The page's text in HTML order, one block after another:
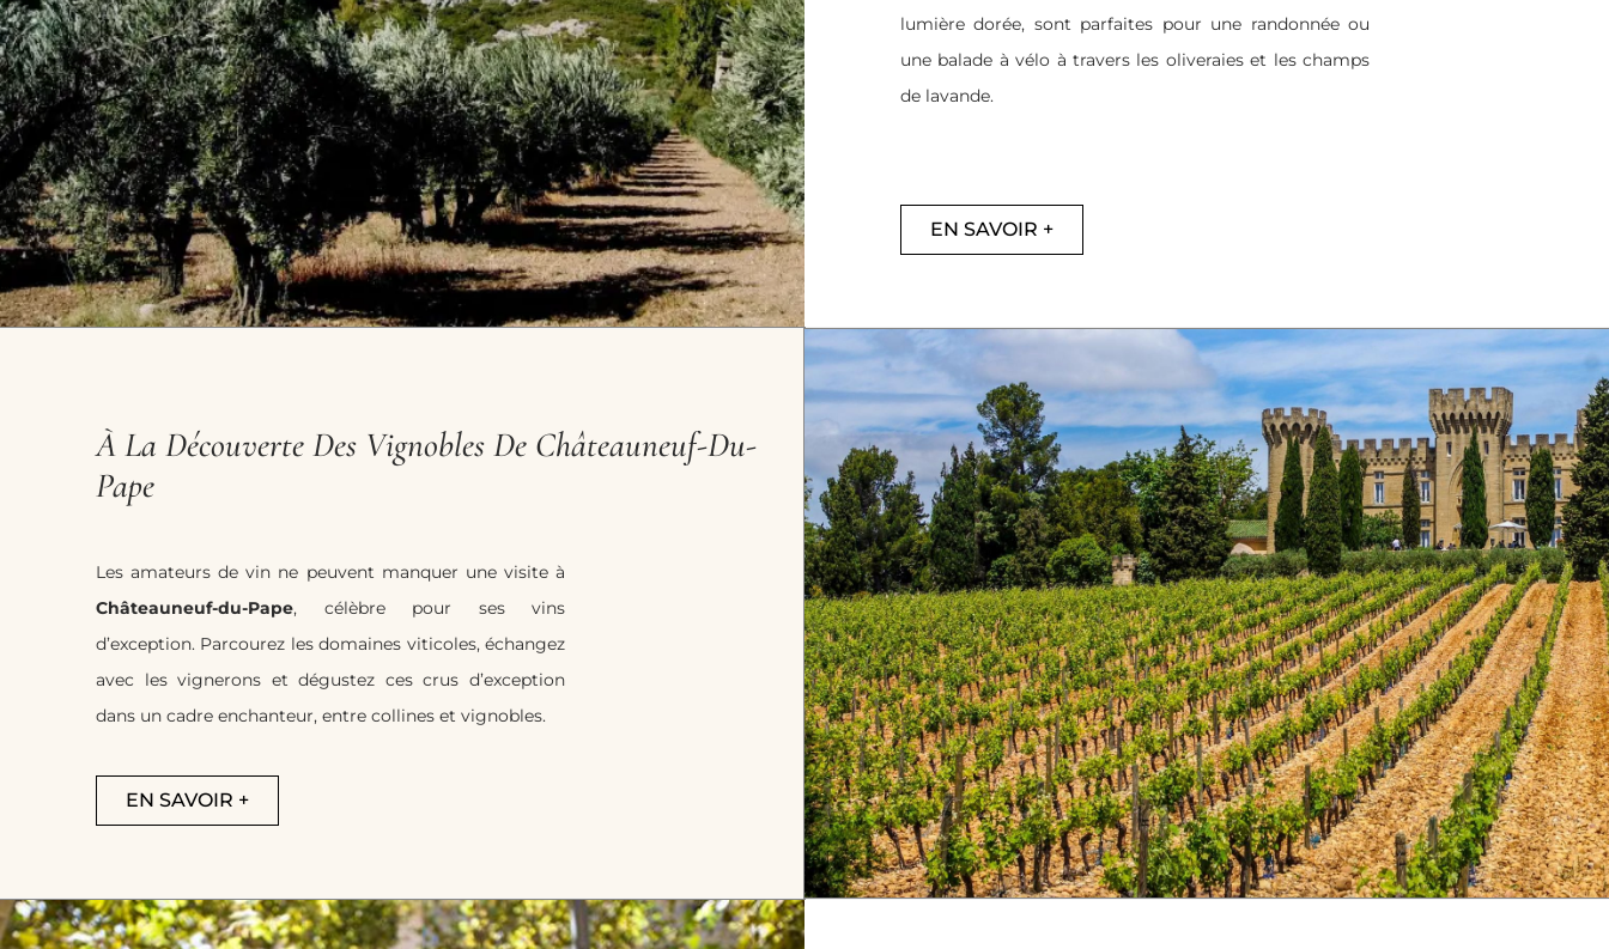
lumière dorée, sont parfaites pour une randonnée ou
une balade à vélo à travers les oliveraies et les champs
de lavande.
EN SAVOIR +
À La Découverte Des Vignobles De Châteauneuf-Du-
Pape
Les amateurs de vin ne peuvent manquer une visite à
Châteauneuf-du-Pape, célèbre pour ses vins
d’exception. Parcourez les domaines viticoles, échangez
avec les vignerons et dégustez ces crus d’exception
dans un cadre enchanteur, entre collines et vignobles.
EN SAVOIR +